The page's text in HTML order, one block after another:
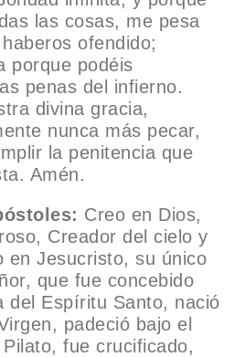
las cosas, me pesa
ofendido;
porque podéis
penas del infierno.
divina gracia,
nunca más pecar,
la penitencia que
Amén.
Creo en Dios,
Creador del cielo y
en Jesucristo, su único
que fue concebido
del Espíritu Santo, nació
padeció bajo el
fue crucificado,